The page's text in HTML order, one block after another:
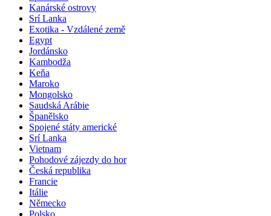
Kanárské ostrovy
Srí Lanka
Exotika - Vzdálené země
Egypt
Jordánsko
Kambodža
Keňa
Maroko
Mongolsko
Saudská Arábie
Španělsko
Spojené státy americké
Srí Lanka
Vietnam
Pohodové zájezdy do hor
Česká republika
Francie
Itálie
Německo
Polsko